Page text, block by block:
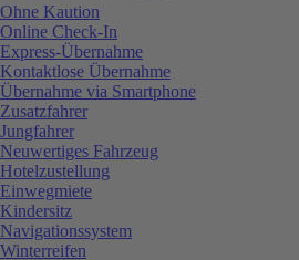
Ohne Kaution
Online Check-In
Express-Übernahme
Kontaktlose Übernahme
Übernahme via Smartphone
Zusatzfahrer
Jungfahrer
Neuwertiges Fahrzeug
Hotelzustellung
Einwegmiete
Kindersitz
Navigationssystem
Winterreifen